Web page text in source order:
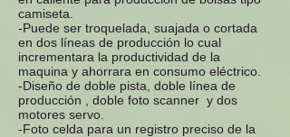
camiseta.
-Puede ser troquelada, suajada o cortada
en dos líneas de producción lo cual
incrementara la productividad de la
maquina y ahorrara en consumo eléctrico.
-Diseño de doble pista, doble línea de
producción , doble foto scanner y dos
motores servo.
-Foto celda para un registro preciso de la